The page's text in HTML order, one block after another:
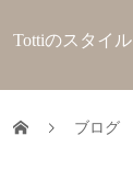
Tottiのスタイル
ブログ